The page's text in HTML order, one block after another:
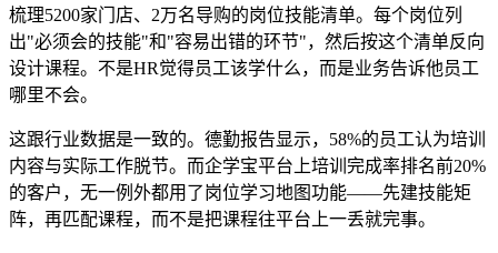
梳理5200家门店、 2万名导购的岗位技能清单。每个岗位列
出"必须会的技能"和"容易出错的环节"，然后按这个清单反向
设计课程。不是HR觉得员工该学什么，而是业务告诉他员工
哪里不会。
这跟行业数据是一致的。德勤报告显示， 58%的员工认为培训
内容与实际工作脱节。而企学宝平台上培训完成率排名前20%
的客户，无一例外都用了岗位学习地图功能——先建技能矩
阵，再匹配课程，而不是把课程往平台上一丢就完事。